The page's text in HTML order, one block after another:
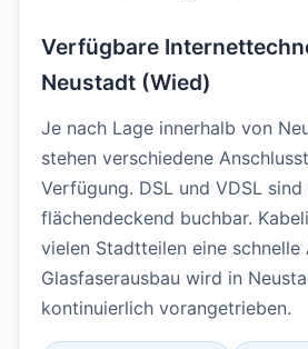
Verfügbare
Neustadt (Wied)
Je nach Lage innerhalb von
stehen verschiedene
Verfügung. DSL und VDSL sind
flächendeckend buchbar.
vielen Stadtteilen eine schnelle
Glasfaserausbau wird in
kontinuierlich vorangetrieben.